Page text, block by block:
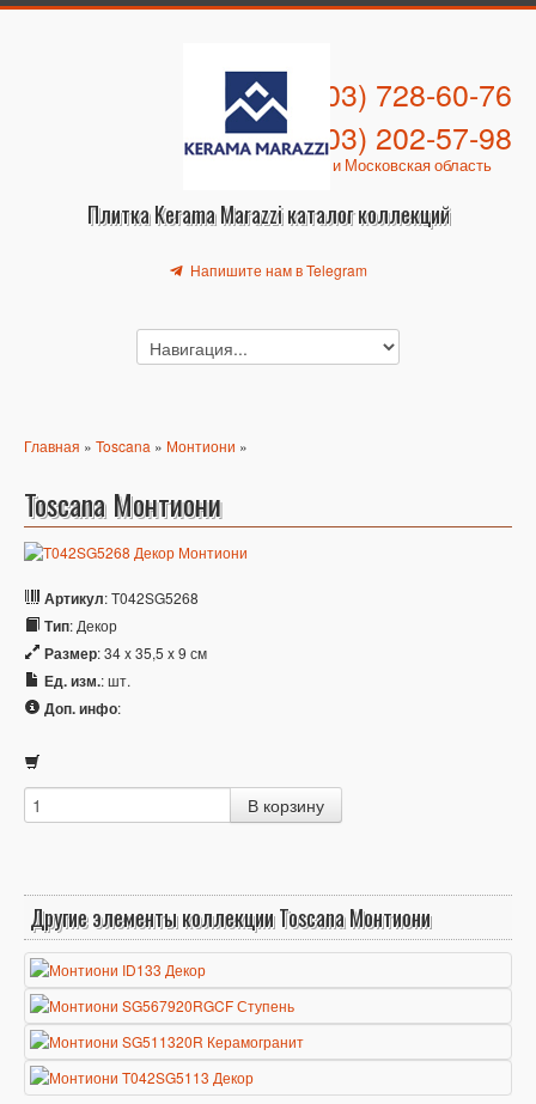
Плитка Kerama Marazzi каталог коллекций
+7 (903) 728-60-76
+7 (903) 202-57-98
Москва и Московская область
Напишите нам в Telegram
Главная » Toscana » Монтиони »
Toscana Монтиони
Артикул: T042SG5268
Тип: Декор
Размер: 34 x 35,5 x 9 см
Ед. изм.: шт.
Доп. инфо:
Другие элементы коллекции Toscana Монтиони